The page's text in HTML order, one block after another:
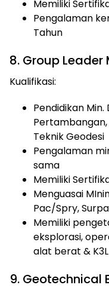
Memiliki
Pengalaman
Tahun
8. Group Leader
Kualifikasi:
Pendidikan
Pertambangan,
Teknik Geodesi
Pengalaman
sama
Memiliki
Menguasai
Pac/Spry,
Memiliki
eksplorasi,
alat berat &
9. Geotechnical